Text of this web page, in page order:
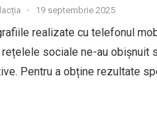
• 19 septembrie 2025
realizate cu telefonul
rețelele sociale ne-au obișnuit
Pentru a obține rezultate